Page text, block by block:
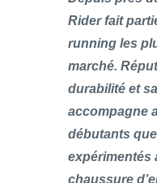
Rider fait
running les
marché.
durabilité et
accompagne
débutants
expérimentés
chaussure